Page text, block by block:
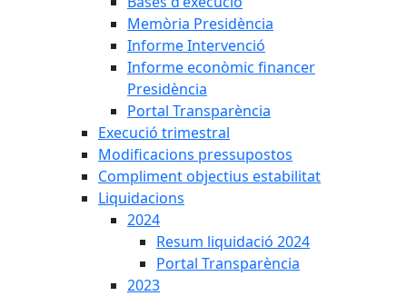
Memòria Presidència
Informe Intervenció
Informe econòmic financer
Presidència
Portal Transparència
Execució trimestral
Modificacions pressupostos
Compliment objectius estabilitat
Liquidacions
2024
Resum liquidació 2024
Portal Transparència
2023